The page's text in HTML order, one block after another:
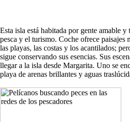
Esta isla está habitada por gente amable
pesca y el turismo. Coche ofrece paisajes
las playas, las costas y los acantilados;
sigue conservando sus esencias. Sus
llegar a la isla desde Margarita. Uno se
playa de arenas brillantes y aguas